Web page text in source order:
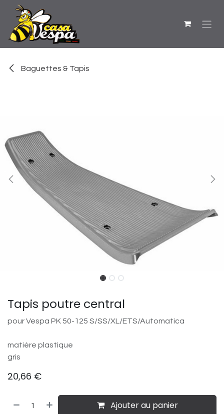
Se rendre au contenu
Baguettes & Tapis
Tapis poutre central
pour Vespa PK 50-125 S/​SS/​XL/​ETS/​Automatica
matière plastique
gris
20,66 €
Ajouter au panier